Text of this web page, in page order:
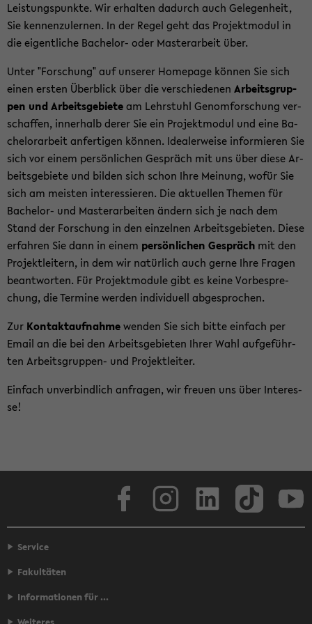
Leis­tungs­punk­te. Wir er­hal­ten da­durch auch Ge­le­gen­heit,
Sie ken­nen­zu­ler­nen. In der Regel geht das Pro­jekt­mo­dul in
die ei­gent­li­che Bachelor-​ oder Mas­ter­ar­beit über.
Unter "For­schung" auf un­se­rer Home­page kön­nen Sie sich
einen ers­ten Über­blick über die ver­schie­de­nen Ar­beits­grup­
pen und Ar­beits­ge­bie­team Lehr­stuhl Ge­nom­for­schung ver­
schaf­fen, in­ner­halb derer Sie ein Pro­jekt­mo­dul und eine Ba­
che­lor­ar­beit an­fer­ti­gen kön­nen. Idea­ler­wei­se in­for­mie­ren Sie
sich vor einem per­sön­li­chen Ge­spräch mit uns über diese Ar­
beits­ge­bie­te und bil­den sich schon Ihre Mei­nung, wofür Sie
sich am meis­ten in­ter­es­sie­ren. Die ak­tu­el­len The­men für
Bachelor-​ und Mas­ter­ar­bei­ten än­dern sich je nach dem
Stand der For­schung in den ein­zel­nen Ar­beits­ge­bie­ten. Diese
er­fah­ren Sie dann in einem per­sön­li­chen Ge­spräch mit den
Pro­jekt­lei­tern, in dem wir na­tür­lich auch gerne Ihre Fra­gen
be­ant­wor­ten. Für Pro­jekt­mo­du­le gibt es keine Vor­be­spre­
chung, die Ter­mi­ne wer­den in­di­vi­du­ell ab­ge­spro­chen.
Zur Kon­takt­auf­nah­mewen­den Sie sich bitte ein­fach per
Email an die bei den Ar­beits­ge­bie­ten Ihrer Wahl auf­ge­führ­
ten Arbeitsgruppen-​ und Pro­jekt­lei­ter.
Ein­fach un­ver­bind­lich an­fra­gen, wir freu­en uns über In­ter­es­
se!
Face­book
Service
Fakultäten
Informationen für ...